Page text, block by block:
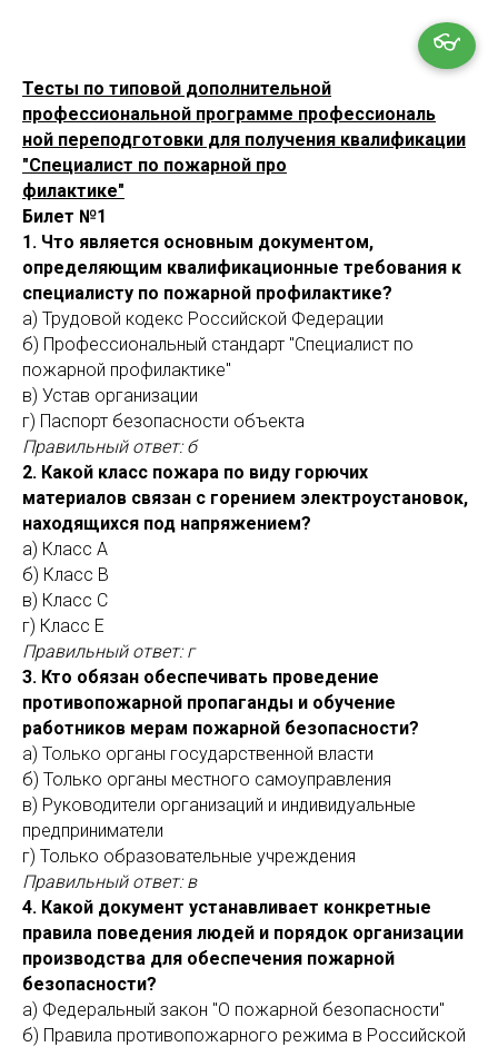
👓
Тесты по типовой дополнительной
профессиональной программе профессиональ
ной переподготовки для получения квалификации
"Специалист по пожарной про
филактике"
Билет №1
1. Что является основным документом,
определяющим квалификационные требования к
специалисту по пожарной профилактике?
а) Трудовой кодекс Российской Федерации
б) Профессиональный стандарт "Специалист по
пожарной профилактике"
в) Устав организации
г) Паспорт безопасности объекта
Правильный ответ: б
2. Какой класс пожара по виду горючих
материалов связан с горением электроустановок,
находящихся под напряжением?
а) Класс A
б) Класс B
в) Класс C
г) Класс E
Правильный ответ: г
3. Кто обязан обеспечивать проведение
противопожарной пропаганды и обучение
работников мерам пожарной безопасности?
а) Только органы государственной власти
б) Только органы местного самоуправления
в) Руководители организаций и индивидуальные
предприниматели
г) Только образовательные учреждения
Правильный ответ: в
4. Какой документ устанавливает конкретные
правила поведения людей и порядок организации
производства для обеспечения пожарной
безопасности?
а) Федеральный закон "О пожарной безопасности"
б) Правила противопожарного режима в Российской